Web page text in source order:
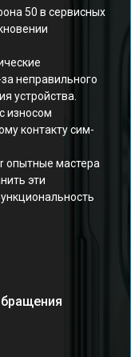
50 в сервисных
неправильного
устройства.
износом
контакту сим-
опытные мастера
эти